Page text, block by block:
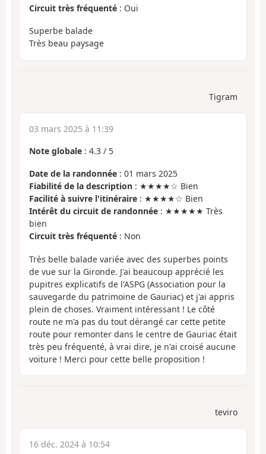
Circuit très fréquenté : Oui
Superbe balade
Très beau paysage
Tigram
03 mars 2025 à 11:39
Note globale : 4.3 / 5
Date de la randonnée : 01 mars 2025
Fiabilité de la description : ★★★★☆ Bien
Facilité à suivre l'itinéraire : ★★★★☆ Bien
Intérêt du circuit de randonnée : ★★★★★ Très
bien
Circuit très fréquenté : Non
Très belle balade variée avec des superbes points
de vue sur la Gironde. J'ai beaucoup apprécié les
pupitres explicatifs de l'ASPG (Association pour la
sauvegarde du patrimoine de Gauriac) et j'ai appris
plein de choses. Vraiment intéressant ! Le côté
route ne m'a pas du tout dérangé car cette petite
route pour remonter dans le centre de Gauriac était
très peu fréquenté, à vrai dire, je n'ai croisé aucune
voiture ! Merci pour cette belle proposition !
teviro
16 déc. 2024 à 10:54